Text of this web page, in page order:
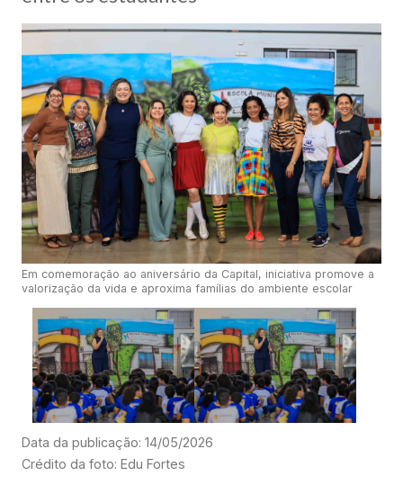
Em comemoração ao aniversário da Capital, iniciativa promove a
valorização da vida e aproxima famílias do ambiente escolar
Data da publicação: 14/05/2026
Crédito da foto: Edu Fortes